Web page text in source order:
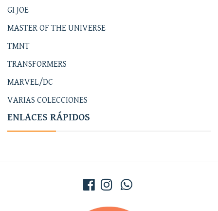
GI JOE
MASTER OF THE UNIVERSE
TMNT
TRANSFORMERS
MARVEL/DC
VARIAS COLECCIONES
ENLACES RÁPIDOS